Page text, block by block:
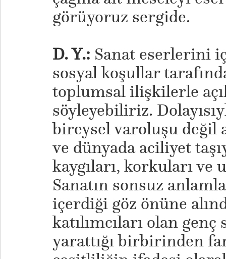
görüyoruz sergide.
D. Y.: Sanat eserlerini
sosyal koşullar
toplumsal ilişkilerle
söyleyebiliriz.
bireysel varoluşu değil
ve dünyada aciliyet
kaygıları, korkuları ve
Sanatın sonsuz
içerdiği göz önüne
katılımcıları olan genç
yarattığı birbirinden